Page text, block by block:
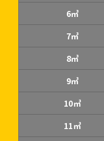
6㎥
7㎥
8㎥
9㎥
10㎥
11㎥